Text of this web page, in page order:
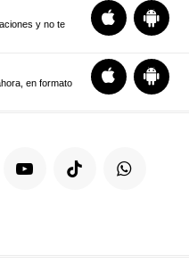
y no te
en formato